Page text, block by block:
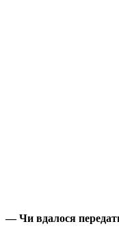
— Чи вдалося передати